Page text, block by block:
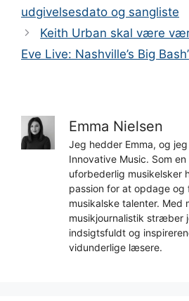
udgivelsesdato og sangliste
Keith Urban skal være
Eve Live: Nashville’s Big Bash’
Emma Nielsen
Jeg hedder Emma, og
Innovative Music. Som
uforbederlig musikelsker
passion for at opdage og
musikalske talenter. Med
musikjournalistik stræber
indsigtsfuldt og
vidunderlige læsere.